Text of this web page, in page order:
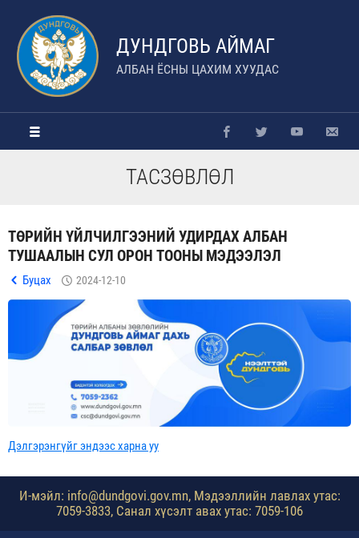
ДУНДГОВЬ АЙМАГ
АЛБАН ЁСНЫ ЦАХИМ ХУУДАС
ТАСЗӨВЛӨЛ
ТӨРИЙН ҮЙЛЧИЛГЭЭНИЙ УДИРДАХ АЛБАН
ТУШААЛЫН СУЛ ОРОН ТООНЫ МЭДЭЭЛЭЛ
Буцах 2024-12-10
Дэлгэрэнгүйг эндээс харна уу
И-мэйл: info@dundgovi.gov.mn, Мэдээллийн лавлах утас:
7059-3833, Санал хүсэлт авах утас: 7059-106